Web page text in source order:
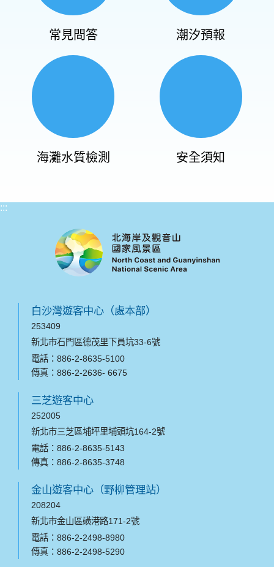
常見問答 潮汐預報
海灘水質檢測 安全須知
:::
白沙灣遊客中心（處本部）
253409
新北市石門區德茂里下員坑33-6號
電話：886-2-8635-5100
傳真：886-2-2636- 6675
三芝遊客中心
252005
新北市三芝區埔坪里埔頭坑164-2號
電話：886-2-8635-5143
傳真：886-2-8635-3748
金山遊客中心（野柳管理站）
208204
新北市金山區磺港路171-2號
電話：886-2-2498-8980
傳真：886-2-2498-5290